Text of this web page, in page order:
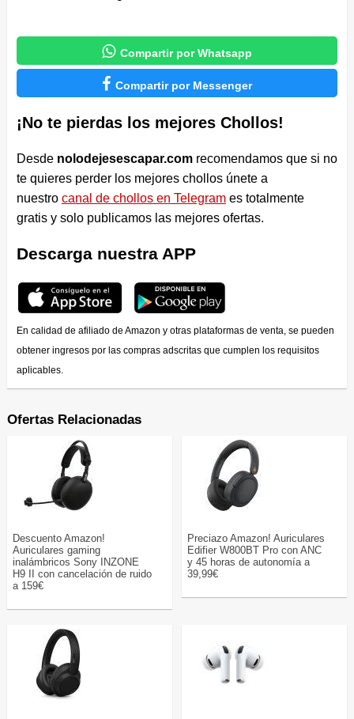
 Compartir por Whatsapp
 Compartir por Messenger
¡No te pierdas los mejores Chollos!
Desde nolodejesescapar.comrecomendamos que si no
te quieres perder los mejores chollos únete a
nuestro canal de chollos en Telegrames totalmente
gratis y solo publicamos las mejores ofertas.
Descarga nuestra APP
En calidad de afiliado de Amazon y otras plataformas de venta, se pueden
obtener ingresos por las compras adscritas que cumplen los requisitos
aplicables.
Ofertas Relacionadas
Descuento Amazon!
Auriculares gaming
inalámbricos Sony INZONE
H9 II con cancelación de ruido
a 159€
Preciazo Amazon! Auriculares
Edifier W800BT Pro con ANC
y 45 horas de autonomía a
39,99€